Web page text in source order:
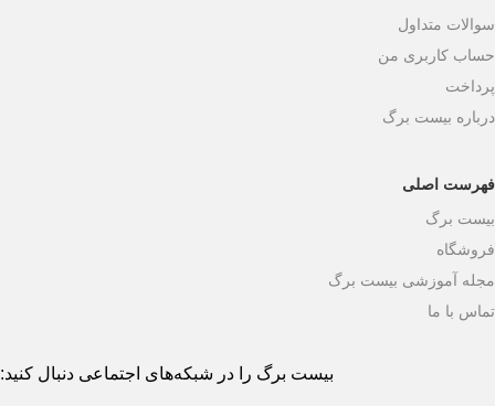
سوالات متداول
حساب کاربری من
پرداخت
درباره بیست برگ
فهرست اصلی
بیست برگ
فروشگاه
مجله آموزشی بیست برگ
تماس با ما
بیست برگ را در شبکه‌های اجتماعی دنبال کنید: